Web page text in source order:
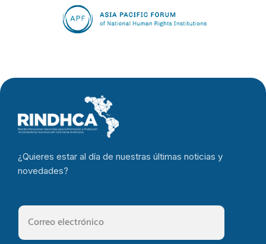
¿Quieres estar al día de nuestras últimas noticias y
novedades?